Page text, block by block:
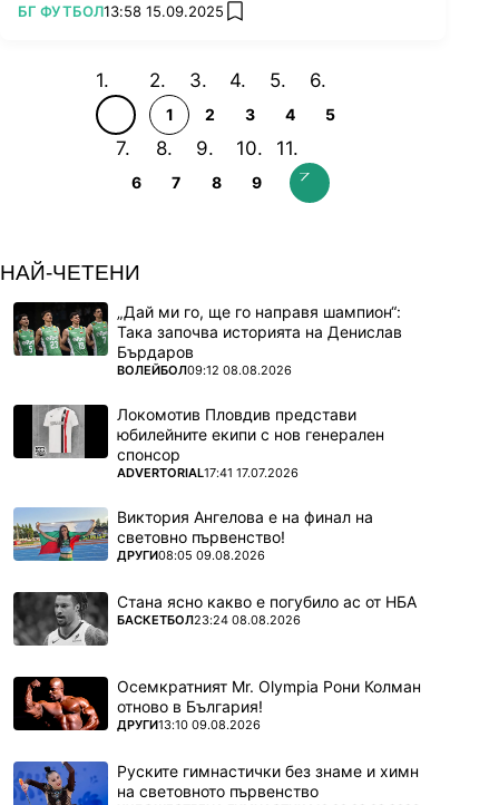
ПОВЕЧЕ ОТ
БГ ФУТБОЛ13:58 15.09.2025 add favorites
1 2 3 4 5
6 7 8 9
НАЙ-ЧЕТЕНИ
„Дай ми го, ще го направя шампион“:
Така започва историята на Денислав
Бърдаров
ПОВЕЧЕ ОТ
ВОЛЕЙБОЛ09:12 08.08.2026
Локомотив Пловдив представи
юбилейните екипи с нов генерален
спонсор
ПОВЕЧЕ ОТ
ADVERTORIAL17:41 17.07.2026
Виктория Ангелова е на финал на
световно първенство!
ПОВЕЧЕ ОТ
ДРУГИ08:05 09.08.2026
Стана ясно какво е погубило ас от НБА
ПОВЕЧЕ ОТ
БАСКЕТБОЛ23:24 08.08.2026
Осемкратният Mr. Olympia Рони Колман
отново в България!
ПОВЕЧЕ ОТ
ДРУГИ13:10 09.08.2026
Руските гимнастички без знаме и химн
на световното първенство